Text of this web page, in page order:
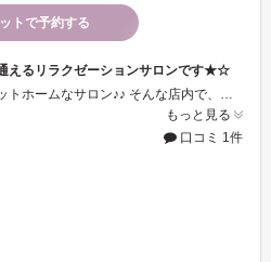
トで予約する
えるリラクゼーションサロンです★☆
もっと見る
口コミ 1件